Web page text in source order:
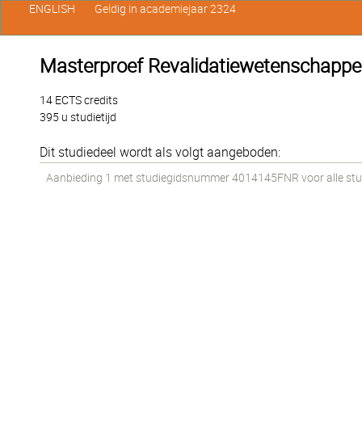
Masterproef
14 ECTS credits
395 u studietijd
Dit studiedeel wordt als volgt aangeboden:
Aanbieding 1 met studiegidsnummer 4014145FNR voor alle
ENGLISH Geldig in academiejaar 2324